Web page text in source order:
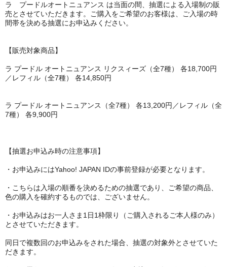
ラ プードルオートニュアンス は当面の間、抽選による入場制の販
売とさせていただきます。ご購入をご希望のお客様は、ご入場の時
間帯を決める抽選にお申込みください。
【販売対象商品】
ラ プードル オートニュアンス リクスィーズ（全7種） 各18,700円
／レフィル（全7種） 各14,850円
ラ プードル オートニュアンス（全7種） 各13,200円／レフィル（全
7種） 各9,900円
【抽選お申込み時の注意事項】
・お申込みにはYahoo! JAPAN IDの事前登録が必要となります。
・こちらは入場の順番を決めるための抽選であり、ご希望の商品、
色の購入を確約するものでは、ございません。
・お申込みはお一人さま1日1枠限り（ご購入されるご本人様のみ）
とさせていただきます。
同日で複数回のお申込みをされた場合、抽選の対象外とさせていた
だきます。